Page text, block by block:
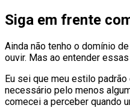
Siga em frente
Ainda não tenho o domínio
ouvir. Mas ao entender
Eu sei que meu estilo padrão
necessário pelo menos
comecei a perceber quando